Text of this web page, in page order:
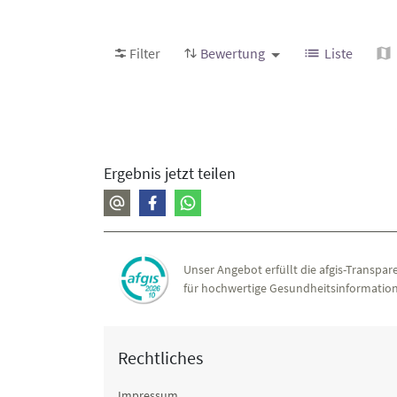
Filter Bewertung Liste
Ergebnis jetzt teilen
Unser Angebot erfüllt die afgis-
für hochwertige
Rechtliches